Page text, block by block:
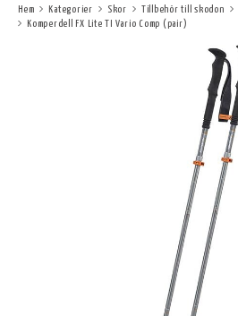
Hem Kategorier Skor Tillbehör till skodon
Komperdell FX Lite TI Vario Comp (pair)